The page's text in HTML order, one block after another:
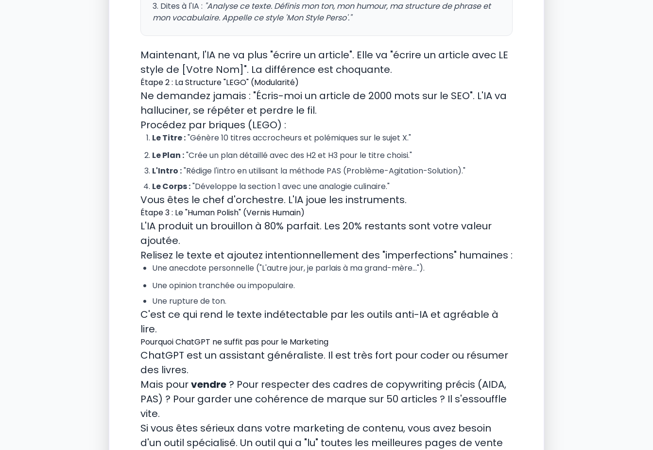
3. Dites à l'IA : "Analyse ce texte. Définis mon ton, mon humour, ma structure de phrase et
mon vocabulaire. Appelle ce style 'Mon Style Perso'."
Maintenant, l'IA ne va plus "écrire un article". Elle va "écrire un article avec LE
style de [Votre Nom]". La différence est choquante.
Étape 2 : La Structure "LEGO" (Modularité)
Ne demandez jamais : "Écris-moi un article de 2000 mots sur le SEO". L'IA va
halluciner, se répéter et perdre le fil.
Procédez par briques (LEGO) :
Le Titre :"Génère 10 titres accrocheurs et polémiques sur le sujet X."
Le Plan :"Crée un plan détaillé avec des H2 et H3 pour le titre choisi."
L'Intro :"Rédige l'intro en utilisant la méthode PAS (Problème-Agitation-Solution)."
Le Corps :"Développe la section 1 avec une analogie culinaire."
Vous êtes le chef d'orchestre. L'IA joue les instruments.
Étape 3 : Le "Human Polish" (Vernis Humain)
L'IA produit un brouillon à 80% parfait. Les 20% restants sont votre valeur
ajoutée.
Relisez le texte et ajoutez intentionnellement des "imperfections" humaines :
Une anecdote personnelle ("L'autre jour, je parlais à ma grand-mère...").
Une opinion tranchée ou impopulaire.
Une rupture de ton.
C'est ce qui rend le texte indétectable par les outils anti-IA et agréable à
lire.
Pourquoi ChatGPT ne suffit pas pour le Marketing
ChatGPT est un assistant généraliste. Il est très fort pour coder ou résumer
des livres.
Mais pourvendre ? Pour respecter des cadres de copywriting précis (AIDA,
PAS) ? Pour garder une cohérence de marque sur 50 articles ? Il s'essouffle
vite.
Si vous êtes sérieux dans votre marketing de contenu, vous avez besoin
d'un outil spécialisé. Un outil qui a "lu" toutes les meilleures pages de vente